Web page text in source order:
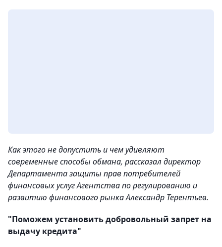
Как этого не допустить и чем удивляют
современные способы обмана, рассказал директор
Департамента защиты прав потребителей
финансовых услуг Агентства по регулированию и
развитию финансового рынка Александр Терентьев.
"Поможем установить добровольный запрет на
выдачу кредита"